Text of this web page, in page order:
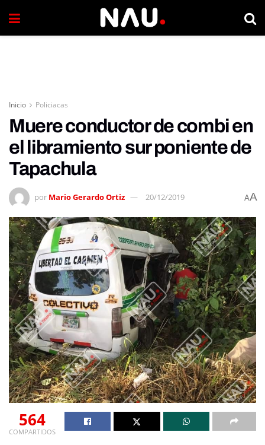
Inicio Policiacas
Muere conductor de combi en
el libramiento sur poniente de
Tapachula
por Mario Gerardo Ortiz 20/12/2019 AA
564
COMPARTIDOS